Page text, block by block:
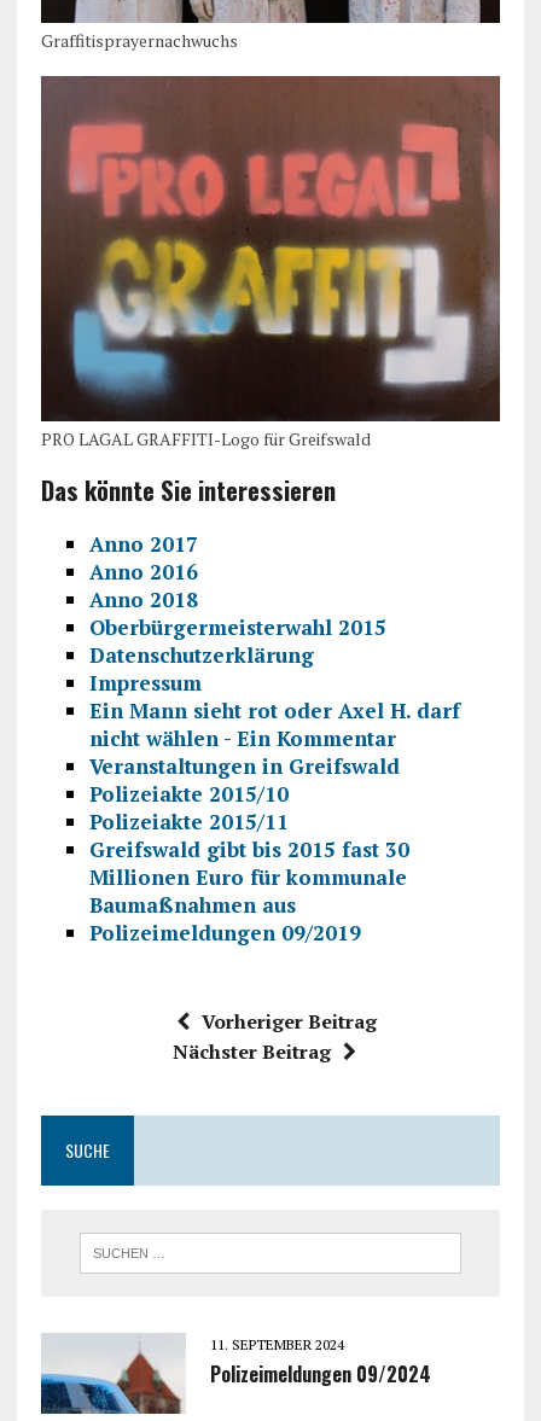
Graffitisprayernachwuchs
PRO LAGAL GRAFFITI-Logo für Greifswald
Das könnte Sie interessieren
Anno 2017
Anno 2016
Anno 2018
Oberbürgermeisterwahl 2015
Datenschutzerklärung
Impressum
Ein Mann sieht rot oder Axel H. darf
nicht wählen - Ein Kommentar
Veranstaltungen in Greifswald
Polizeiakte 2015/10
Polizeiakte 2015/11
Greifswald gibt bis 2015 fast 30
Millionen Euro für kommunale
Baumaßnahmen aus
Polizeimeldungen 09/2019
Vorheriger Beitrag
Nächster Beitrag
SUCHE
11. SEPTEMBER 2024
Polizeimeldungen 09/2024